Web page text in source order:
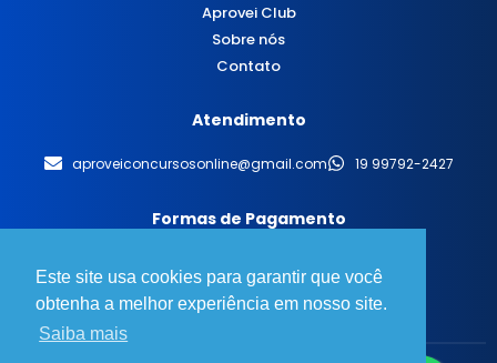
Este site usa cookies para garantir que você
obtenha a melhor experiência em nosso site.
Saiba mais
Aprovei Club
Sobre nós
Contato
Atendimento
aproveiconcursosonline@gmail.com 19 99792-2427
Formas de Pagamento